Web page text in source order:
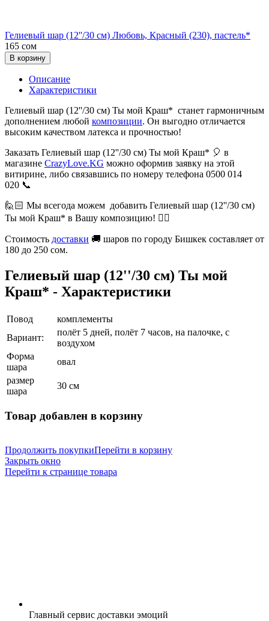
Гелиевый шар (12''/30 см) Любовь, Красный (230), пастель*
165 сом
В корзину
Описание
Характеристики
Гелиевый шар (12''/30 см) Ты мой Краш* станет гармоничным
дополнением любой композиции. Он выгодно отличается
высоким качеством латекса и прочностью!
Заказать Гелиевый шар (12''/30 см) Ты мой Краш* 🎈 в
магазине CrazyLove.KG можно оформив заявку на этой
витирине, либо связавшись по номеру телефона 0500 014
020 📞
🙋🏻 Мы всегода можем добавить Гелиевый шар (12''/30 см)
Ты мой Краш* в Вашу композицию! 👍🏻
Стоимость доставки 🚚 шаров по городу Бишкек составляет от
180 до 250 сом.
Гелиевый шар (12''/30 см) Ты мой
Краш* - Характеристики
Повод
комплементы
Вариант:
полёт 5 дней, полёт 7 часов, на палочке, с
воздухом
Форма
шара
овал
размер
шара
30 см
Товар добавлен в корзину
Продолжить покупкиПерейти в корзину
Закрыть окно
Перейти к странице товара
Главный сервис доставки эмоций